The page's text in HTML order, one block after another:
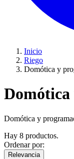
Inicio
Riego
Domótica y
Domótica y
Hay 8 productos.
Ordenar por:
Relevancia